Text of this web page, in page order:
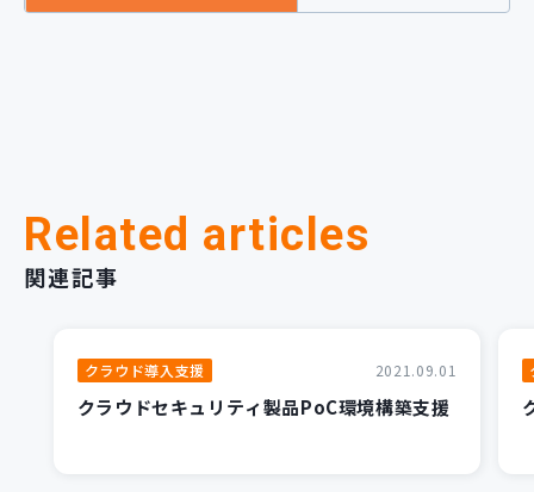
Related articles
関連記事
クラウド導入支援 2021.09.01
クラウドセキュリティ製品PoC環境構築支援